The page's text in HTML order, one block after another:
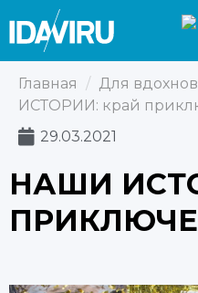
Главная / Для
ИСТОРИИ: край
29.03.2021
HАШИ